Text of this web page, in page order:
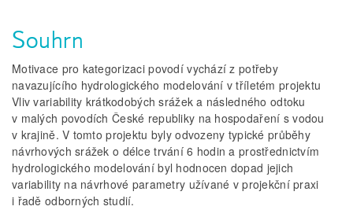
Souhrn
Motivace pro kategorizaci povodí vychází z potřeby
navazujícího hydrologického modelování v tříletém projektu
Vliv variability krátkodobých srážek a následného odtoku
v malých povodích České republiky na hospodaření s vodou
v krajině. V tomto projektu byly odvozeny typické průběhy
návrhových srážek o délce trvání 6 hodin a prostřednictvím
hydrologického modelování byl hodnocen dopad jejich
variability na návrhové parametry užívané v projekční praxi
i řadě odborných studií.